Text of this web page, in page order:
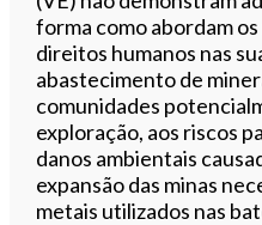
forma como abordam
direitos humanos nas
abastecimento de
comunidades
exploração, aos riscos
danos ambientais
expansão das minas
metais utilizados nas